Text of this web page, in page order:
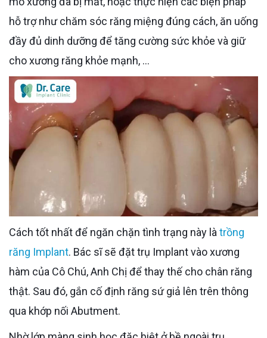
hỗ trợ như chăm sóc răng miệng đúng cách, ăn uống
đầy đủ dinh dưỡng để tăng cường sức khỏe và giữ
cho xương răng khỏe mạnh, …
Cách tốt nhất để ngăn chặn tình trạng này là trồng
răng Implant. Bác sĩ sẽ đặt trụ Implant vào xương
hàm của Cô Chú, Anh Chị để thay thế cho chân răng
thật. Sau đó, gắn cố định răng sứ giả lên trên thông
qua khớp nối Abutment.